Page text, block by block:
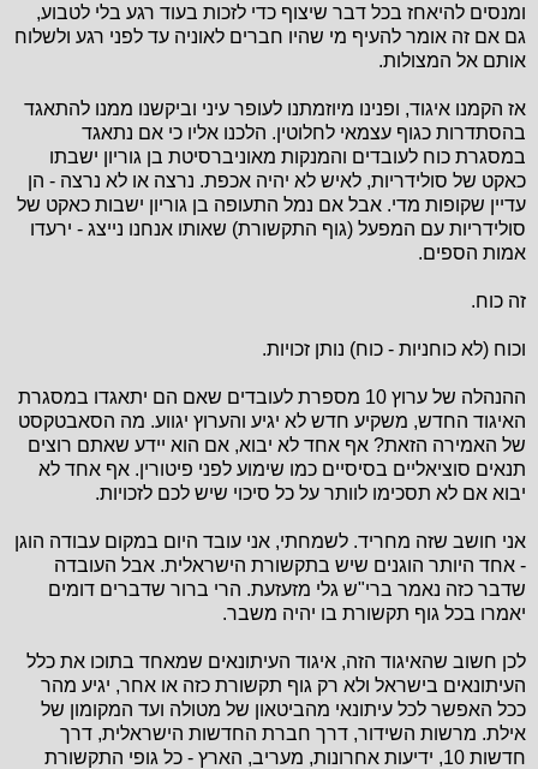
ומנסים להיאחז בכל דבר שיצוף כדי לזכות בעוד רגע בלי לטבוע,
גם אם זה אומר להעיף מי שהיו חברים לאוניה עד לפני רגע ולשלוח
אותם אל המצולות.
אז הקמנו איגוד, ופנינו מיוזמתנו לעופר עיני וביקשנו ממנו להתאגד
בהסתדרות כגוף עצמאי לחלוטין. הלכנו אליו כי אם נתאגד
במסגרת כוח לעובדים והמנקות מאוניברסיטת בן גוריון ישבתו
כאקט של סולידריות, לאיש לא יהיה אכפת. נרצה או לא נרצה - הן
עדיין שקופות מדי. אבל אם נמל התעופה בן גוריון ישבות כאקט של
סולידריות עם המפעל (גוף התקשורת) שאותו אנחנו נייצג - ירעדו
אמות הספים.
זה כוח.
וכוח (לא כוחניות - כוח) נותן זכויות.
ההנהלה של ערוץ 10 מספרת לעובדים שאם הם יתאגדו במסגרת
האיגוד החדש, משקיע חדש לא יגיע והערוץ יגווע. מה הסאבטקסט
של האמירה הזאת? אף אחד לא יבוא, אם הוא יידע שאתם רוצים
תנאים סוציאליים בסיסיים כמו שימוע לפני פיטורין. אף אחד לא
יבוא אם לא תסכימו לוותר על כל סיכוי שיש לכם לזכויות.
אני חושב שזה מחריד. לשמחתי, אני עובד היום במקום עבודה הוגן
- אחד היותר הוגנים שיש בתקשורת הישראלית. אבל העובדה
שדבר כזה נאמר ברי"ש גלי מזעזעת. הרי ברור שדברים דומים
יאמרו בכל גוף תקשורת בו יהיה משבר.
לכן חשוב שהאיגוד הזה, איגוד העיתונאים שמאחד בתוכו את כלל
העיתונאים בישראל ולא רק גוף תקשורת כזה או אחר, יגיע מהר
ככל האפשר לכל עיתונאי מהביטאון של מטולה ועד המקומון של
אילת. מרשות השידור, דרך חברת החדשות הישראלית, דרך
חדשות 10, ידיעות אחרונות, מעריב, הארץ - כל גופי התקשורת